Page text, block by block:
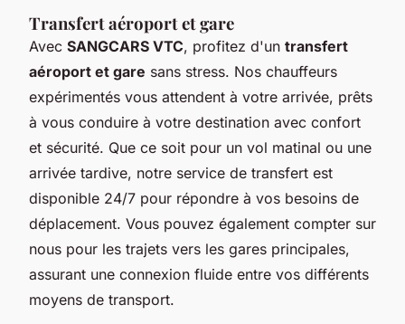
Transfert aéroport et gare
Avec SANGCARS VTC, profitez d'un transfert
aéroport et gare sans stress. Nos chauffeurs
expérimentés vous attendent à votre arrivée, prêts
à vous conduire à votre destination avec confort
et sécurité. Que ce soit pour un vol matinal ou une
arrivée tardive, notre service de transfert est
disponible 24/7 pour répondre à vos besoins de
déplacement. Vous pouvez également compter sur
nous pour les trajets vers les gares principales,
assurant une connexion fluide entre vos différents
moyens de transport.